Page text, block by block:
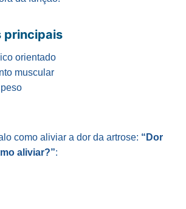
principais
orientado
muscular
como aliviar a dor da artrose: “Dor
aliviar?”: